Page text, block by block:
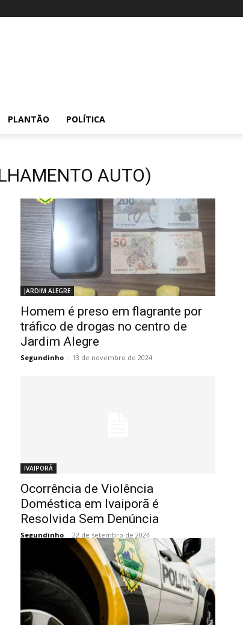
PLANTÃO POLÍTICA
AUTO)
JARDIM ALEGRE
Homem é preso em flagrante por
tráfico de drogas no centro de
Jardim Alegre
Segundinho - 13 de novembro de 2024
IVAIPORÃ
Ocorrência de Violência
Doméstica em Ivaiporã é
Resolvida Sem Denúncia
Segundinho - 22 de setembro de 2024